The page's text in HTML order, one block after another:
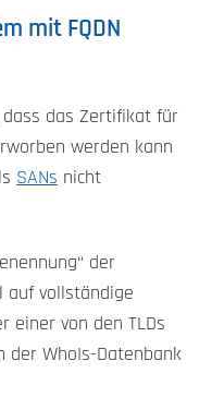
mit FQDN
das Zertifikat für
werden kann
SANs nicht
der
auf vollständige
einer von den TLDs
WhoIs-Datenbank